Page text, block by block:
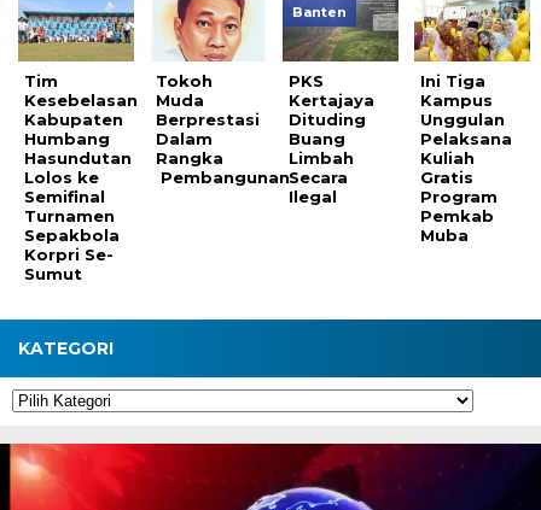
Tim
Kesebelasan
Kabupaten
Humbang
Hasundutan
Lolos ke
Semifinal
Turnamen
Sepakbola
Korpri Se-
Sumut
Tokoh
Muda
Berprestasi
Dalam
Rangka
Pembangunan
Banten
PKS
Kertajaya
Dituding
Buang
Limbah
Secara
Ilegal
Ini Tiga
Kampus
Unggulan
Pelaksana
Kuliah
Gratis
Program
Pemkab
Muba
KATEGORI
Kategori
Pemutar
Video